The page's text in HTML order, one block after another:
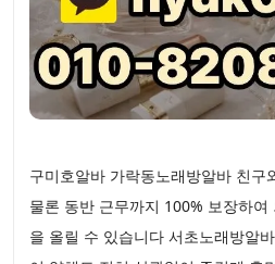
구미호알바 가락동노래방알바 친구
물론 동반 근무까지 100% 보장하
을 올릴 수 있습니다 서초노래방알